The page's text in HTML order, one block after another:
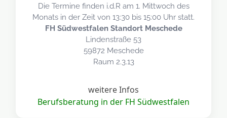
Die Termine finden i.d.R am 1. Mittwoch des
Monats in der Zeit von 13:30 bis 15:00 Uhr statt.
FH Südwestfalen Standort Meschede
Lindenstraße 53
59872 Meschede
Raum 2.3.13
weitere Infos
Berufsberatung in der FH Südwestfalen